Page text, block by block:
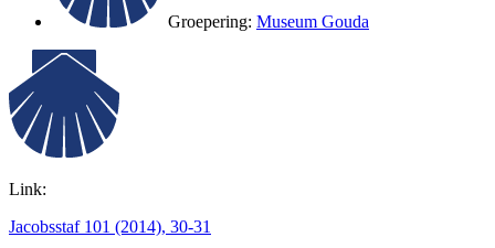
Groepering: Museum Gouda
Link:
Jacobsstaf 101 (2014), 30-31